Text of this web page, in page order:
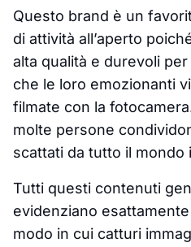
Questo brand è un
di attività all’aperto
alta qualità e durevoli
che le loro emozionanti
filmate con la
molte persone
scattati da tutto il mondo
Tutti questi contenuti
evidenziano
modo in cui catturi